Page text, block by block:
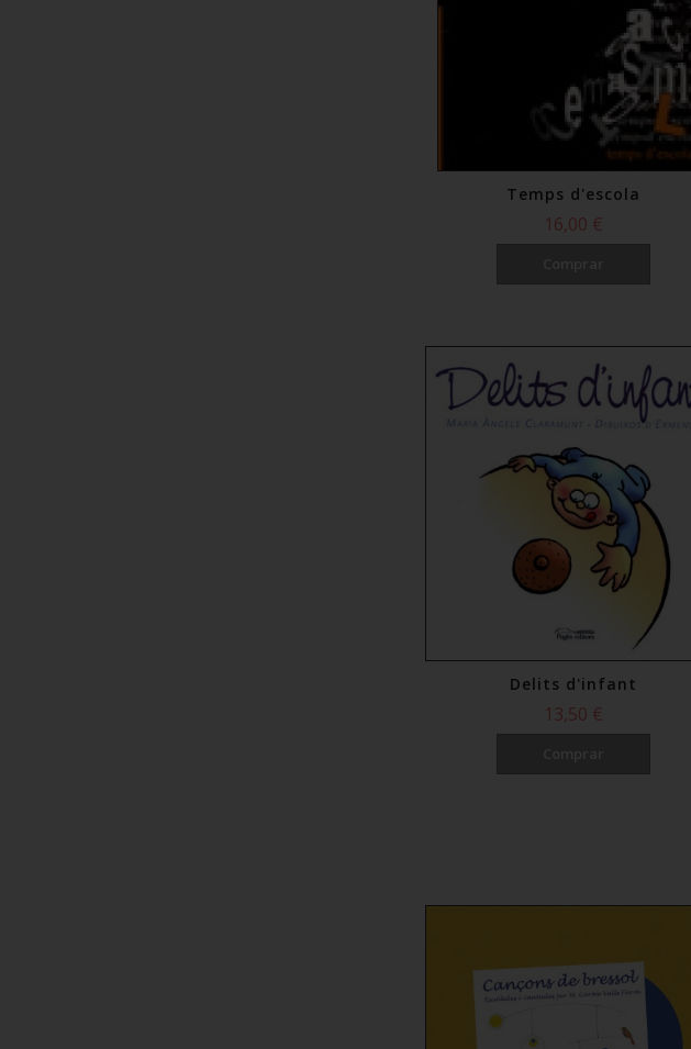
Temps d'escola
16,00 €
Delits d'infant
13,50 €